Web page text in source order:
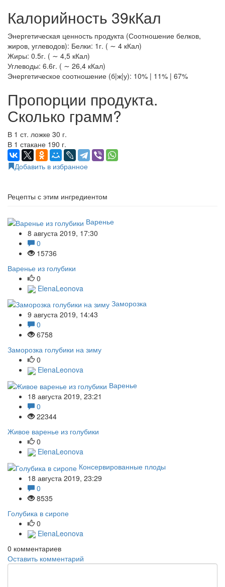
Калорийность 39кКал
Энергетическая ценность продукта (Соотношение белков,
жиров, углеводов): Белки: 1г. ( ∼ 4 кКал)
Жиры: 0.5г. ( ∼ 4,5 кКал)
Углеводы: 6.6г. ( ∼ 26,4 кКал)
Энергетическое соотношение (б|ж|у): 10% | 11% | 67%
Пропорции продукта.
Сколько грамм?
В 1 ст. ложке 30 г.
В 1 стакане 190 г.
Добавить в избранное
Рецепты с этим ингредиентом
Варенье
8 августа 2019, 17:30
0
15736
Варенье из голубики
0
ElenaLeonova
Заморозка
9 августа 2019, 14:43
0
6758
Заморозка голубики на зиму
0
ElenaLeonova
Варенье
18 августа 2019, 23:21
0
22344
Живое варенье из голубики
0
ElenaLeonova
Консервированные плоды
18 августа 2019, 23:29
0
8535
Голубика в сиропе
0
ElenaLeonova
0 комментариев
Оставить комментарий